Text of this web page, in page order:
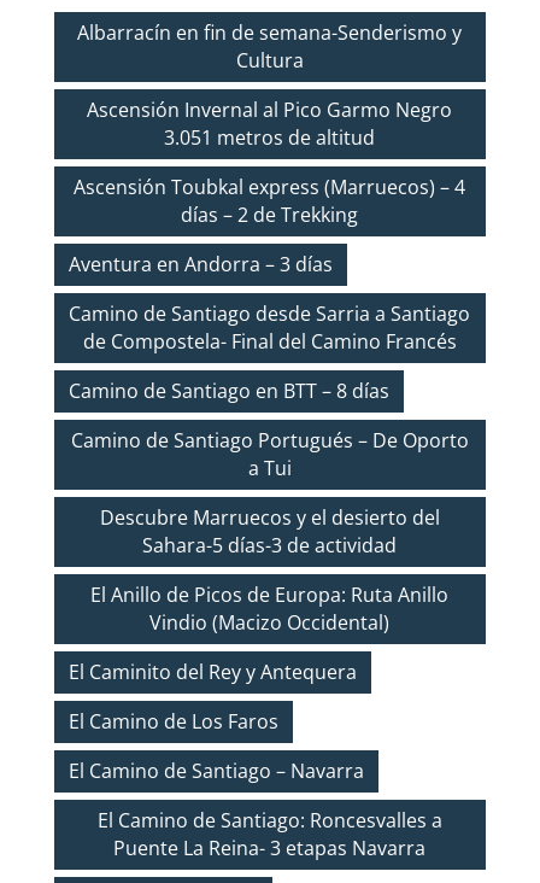
Albarracín en fin de semana-Senderismo y
Cultura
Ascensión Invernal al Pico Garmo Negro
3.051 metros de altitud
Ascensión Toubkal express (Marruecos) – 4
días – 2 de Trekking
Aventura en Andorra – 3 días
Camino de Santiago desde Sarria a Santiago
de Compostela- Final del Camino Francés
Camino de Santiago en BTT – 8 días
Camino de Santiago Portugués – De Oporto
a Tui
Descubre Marruecos y el desierto del
Sahara-5 días-3 de actividad
El Anillo de Picos de Europa: Ruta Anillo
Vindio (Macizo Occidental)
El Caminito del Rey y Antequera
El Camino de Los Faros
El Camino de Santiago – Navarra
El Camino de Santiago: Roncesvalles a
Puente La Reina- 3 etapas Navarra